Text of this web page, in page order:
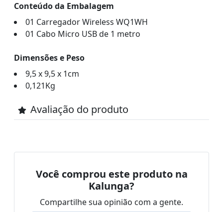
Conteúdo da Embalagem
01 Carregador Wireless WQ1WH
01 Cabo Micro USB de 1 metro
Dimensões e Peso
9,5 x 9,5 x 1cm
0,121Kg
Avaliação do produto
Você comprou este produto na
Kalunga?
Compartilhe sua opinião com a gente.